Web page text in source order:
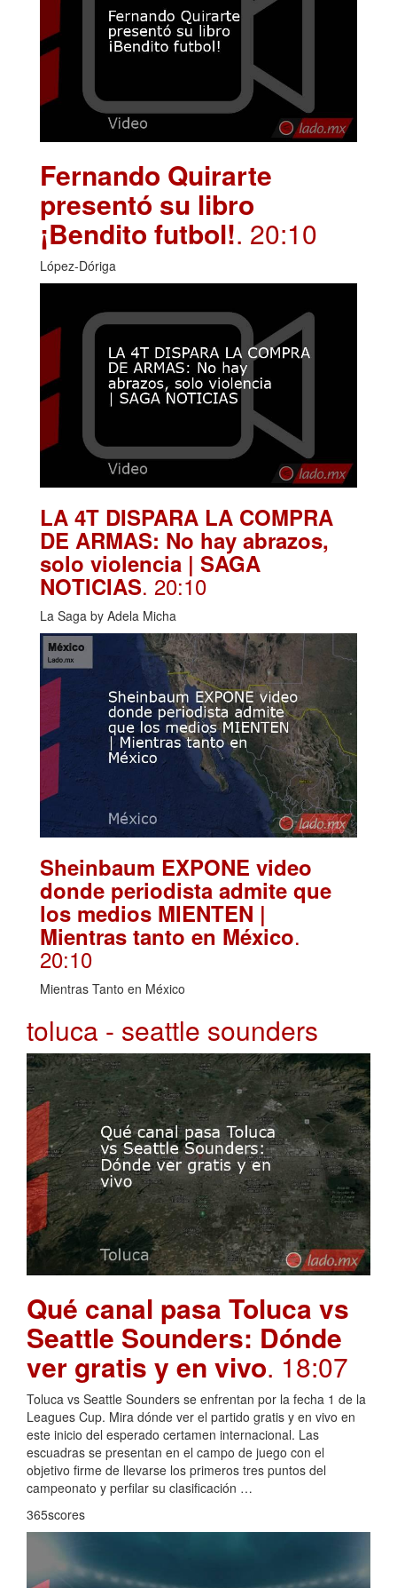
Fernando Quirarte
presentó su libro
¡Bendito futbol!. 20:10
López-Dóriga
LA 4T DISPARA LA COMPRA
DE ARMAS: No hay abrazos,
solo violencia | SAGA
NOTICIAS. 20:10
La Saga by Adela Micha
Sheinbaum EXPONE video
donde periodista admite que
los medios MIENTEN |
Mientras tanto en México.
20:10
Mientras Tanto en México
toluca - seattle sounders
Qué canal pasa Toluca vs
Seattle Sounders: Dónde
ver gratis y en vivo. 18:07
Toluca vs Seattle Sounders se enfrentan por la fecha 1 de la
Leagues Cup. Mira dónde ver el partido gratis y en vivo en
este inicio del esperado certamen internacional. Las
escuadras se presentan en el campo de juego con el
objetivo firme de llevarse los primeros tres puntos del
campeonato y perfilar su clasificación …
365scores